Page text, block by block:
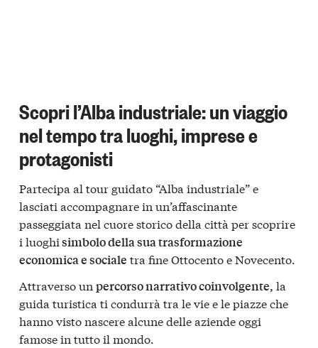
Scopri l’Alba industriale: un viaggio
nel tempo tra luoghi, imprese e
protagonisti
Partecipa al tour guidato “Alba industriale” e
lasciati accompagnare in un’affascinante
passeggiata nel cuore storico della città per scoprire
i luoghisimbolo della sua trasformazione
economica e sociale tra fine Ottocento e Novecento.
Attraverso un percorso narrativo coinvolgente, la
guida turistica ti condurrà tra le vie e le piazze che
hanno visto nascere alcune delle aziende oggi
famose in tutto il mondo.